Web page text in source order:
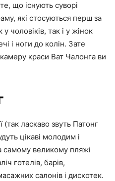
що існують суворі
які стосуються перш за
чоловіків, так і у жінок
і ноги до колін. Зате
краси Ват Чалонга ви
ласкаво звуть Патонг
цікаві молодим і
самому великому пляжі
готелів, барів,
салонів і дискотек.